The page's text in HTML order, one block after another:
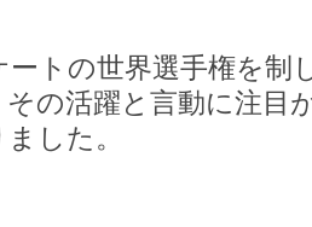
トの世界選手権を制
の活躍と言動に注目
した。